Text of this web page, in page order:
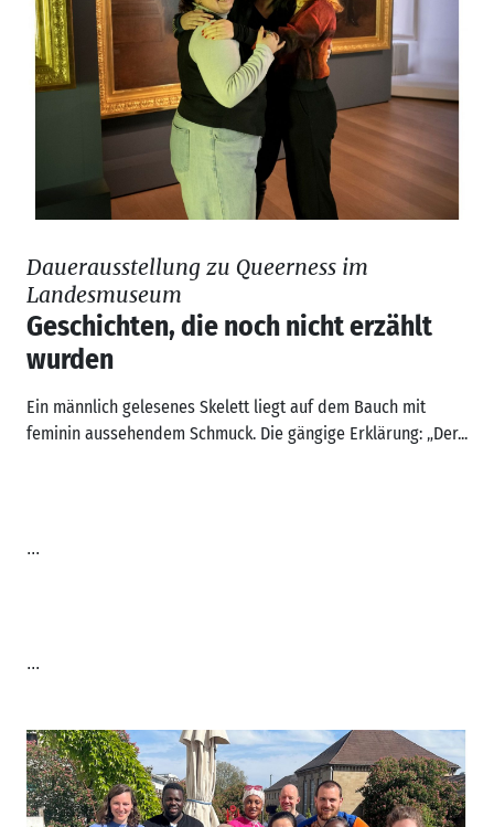
Dauerausstellung zu Queerness im
Landesmuseum
Geschichten, die noch nicht erzählt
wurden
Ein männlich gelesenes Skelett liegt auf dem Bauch mit
feminin aussehendem Schmuck. Die gängige Erklärung: „Der...
...
...